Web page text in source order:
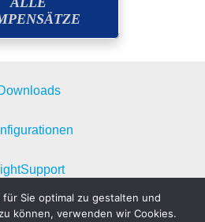
Sie optimal zu gestalten und
können, verwenden wir Cookies.